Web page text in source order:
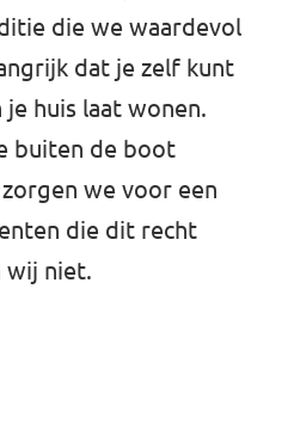
die we waardevol
dat je zelf kunt
huis laat wonen.
buiten de boot
we voor een
die dit recht
wij niet.